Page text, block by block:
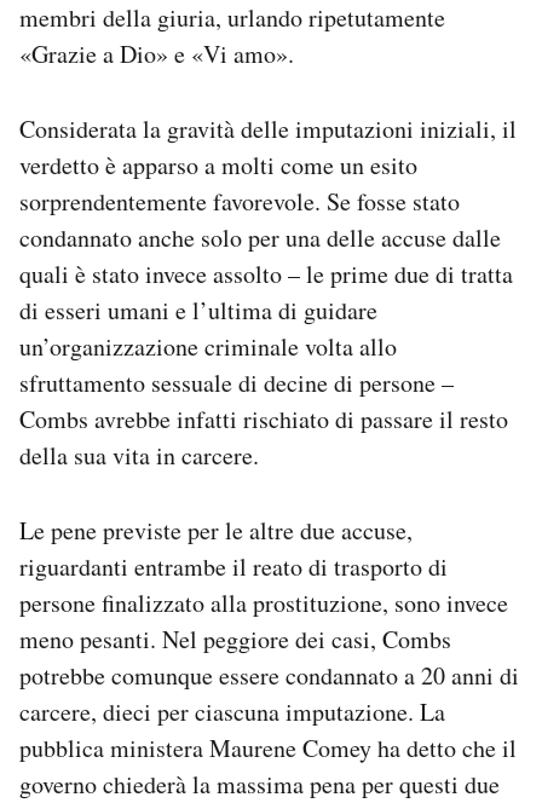
membri della giuria, urlando ripetutamente
«Grazie a Dio» e «Vi amo».
Considerata la gravità delle imputazioni iniziali, il
verdetto è apparso a molti come un esito
sorprendentemente favorevole. Se fosse stato
condannato anche solo per una delle accuse dalle
quali è stato invece assolto – le prime due di tratta
di esseri umani e l’ultima di guidare
un’organizzazione criminale volta allo
sfruttamento sessuale di decine di persone –
Combs avrebbe infatti rischiato di passare il resto
della sua vita in carcere.
Le pene previste per le altre due accuse,
riguardanti entrambe il reato di trasporto di
persone finalizzato alla prostituzione, sono invece
meno pesanti. Nel peggiore dei casi, Combs
potrebbe comunque essere condannato a 20 anni di
carcere, dieci per ciascuna imputazione. La
pubblica ministera Maurene Comey ha detto che il
governo chiederà la massima pena per questi due